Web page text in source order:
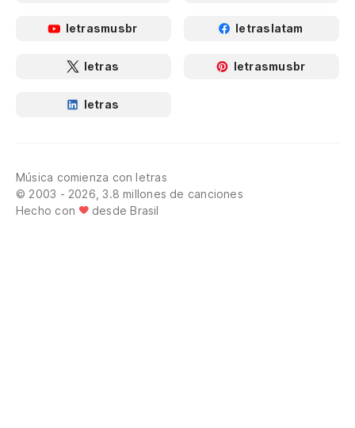
letrasmusbr letraslatam
letras letrasmusbr
letras
Música comienza con letras
© 2003 - 2026, 3.8 millones de canciones
Hecho con
desde Brasil